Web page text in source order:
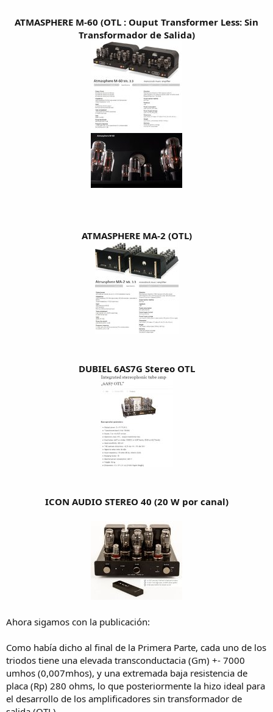
ATMASPHERE M-60 (OTL : Ouput Transformer Less: Sin
Transformador de Salida)
ATMASPHERE MA-2 (OTL)
DUBIEL 6AS7G Stereo OTL
ICON AUDIO STEREO 40 (20 W por canal)
Ahora sigamos con la publicación:
Como había dicho al final de la Primera Parte, cada uno de los
triodos tiene una elevada transconductacia (Gm) +- 7000
umhos (0,007mhos), y una extremada baja resistencia de
placa (Rp) 280 ohms, lo que posteriormente la hizo ideal para
el desarrollo de los amplificadores sin transformador de